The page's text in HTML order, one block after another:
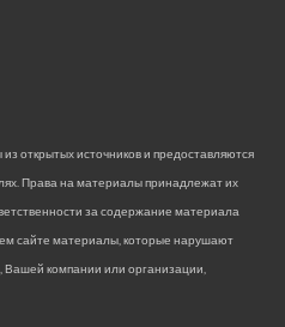
открытых источников и предоставляются
Права на материалы принадлежат их
за содержание материала
сайте материалы, которые нарушают
компании или организации,